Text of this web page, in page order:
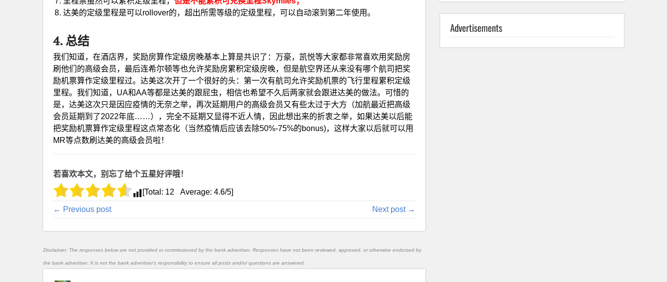
达美的定级里程是可以rollover的，超出所需等级的定级里程，可以自动滚到第二年使用。
4. 总结
我们知道，在酒店界，奖励房算作定级房晚基本上算是共识了：万豪，凯悦等大家都非常喜欢用奖励房
刷他们的高级会员，最后连希尔顿等也允许奖励房累积定级房晚，但是航空界还从来没有哪个航司把奖
励机票算作定级里程过。达美这次开了一个很好的头：第一次有航司允许奖励机票的飞行里程累积定级
里程。我们知道，UA和AA等都是达美的跟屁虫，相信也希望不久后两家就会跟进达美的做法。可惜的
是，达美这次只是因应疫情的无奈之举，再次延期用户的高级会员又有些太过于大方（加航最近把高级
会员延期到了2022年底……），完全不延期又显得不近人情，因此想出来的折衷之举，如果达美以后能
把奖励机票算作定级里程这点常态化（当然疫情后应该去除50%-75%的bonus)，这样大家以后就可以用
MR等点数刷达美的高级会员啦！
若喜欢本文，别忘了给个五星好评哦！
[Total: 12 Average: 4.6/5]
← Previous post Next post →
Disclaimer: The responses below are not provided or commissioned by the bank advertiser. Responses have not been reviewed, approved, or otherwise endorsed by
the bank advertiser. It is not the bank advertiser's responsibility to ensure all posts and/or questions are answered.
Advertisements